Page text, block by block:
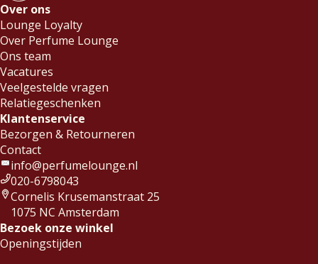
Over ons
Lounge Loyalty
Over Perfume Lounge
Ons team
Vacatures
Veelgestelde vragen
Relatiegeschenken
Klantenservice
Bezorgen & Retourneren
Contact
info@perfumelounge.nl
020-6798043
Cornelis Krusemanstraat 25
1075 NC Amsterdam
Bezoek onze winkel
Openingstijden